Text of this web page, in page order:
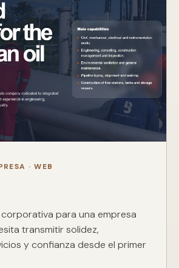
· WEB
para una empresa
transmitir solidez,
y confianza desde el primer